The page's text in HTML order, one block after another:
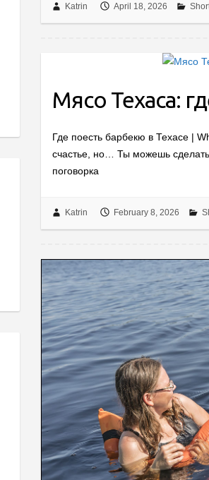
Katrin April 18, 2026
Мясо Техаса:
Где поесть барбекю в Техасе |
счастье, но… Ты можешь
поговорка
Katrin February 8, 2026